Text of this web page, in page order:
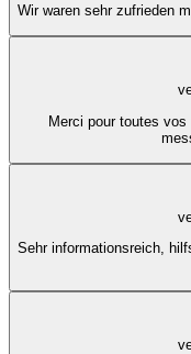
Wir waren sehr zufrieden
Merci pour toutes vos
Sehr informationsreich,